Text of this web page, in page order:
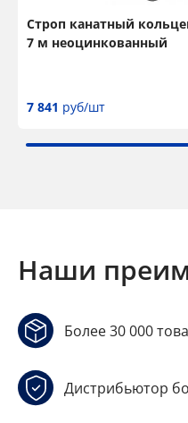
Строп канатный
7 м неоцинкованный
7 841 руб/шт
Наши
Более 30 000
Дистрибьютор